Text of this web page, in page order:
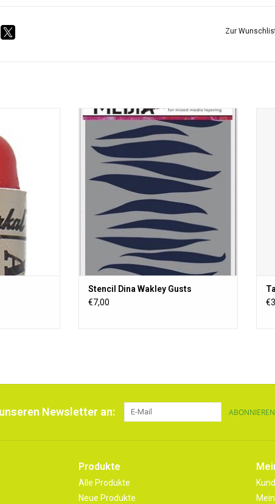
Zur
1 Schablone mit einer Größe von 15 x 15
cm
Stencil Dina Wakley Gusts
€7,00
Newsletter an: ABONNIEREN
Produkte
Alle Produkte
Neue Produkte